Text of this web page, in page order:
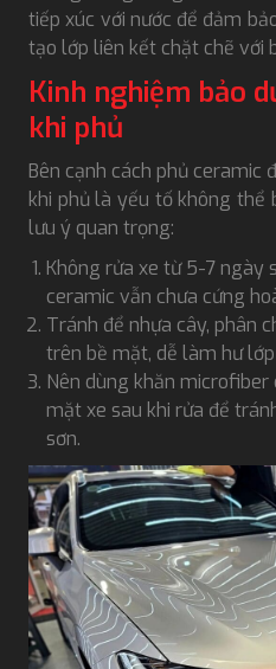
tiếp xúc với nước để đảm
tạo lớp liên kết chặt chẽ với
Kinh nghiệm bảo
khi phủ
Bên cạnh cách phủ ceramic
khi phủ là yếu tố không thể
lưu ý quan trọng:
Không rửa xe từ 5-7 ngày
ceramic vẫn chưa cứng
Tránh để nhựa cây, phân
trên bề mặt, dễ làm hư
Nên dùng khăn
mặt xe sau khi rửa để
sơn.